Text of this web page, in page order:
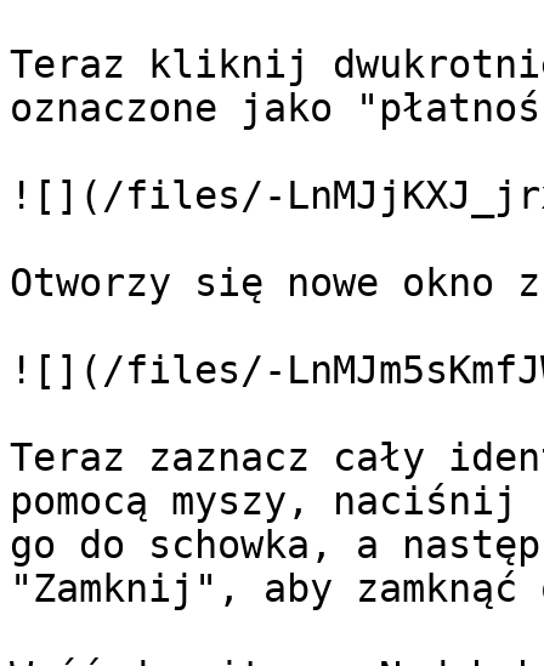
Teraz kliknij
oznaczone jako
![](/files/-
Otworzy się nowe
![](/files/-
Teraz zaznacz cały
pomocą myszy, naciśnij
go do schowka, a
"Zamknij", aby zamknąć